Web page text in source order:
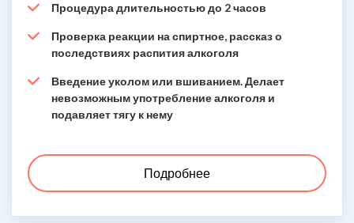
Процедура длительностью до 2 часов
Проверка реакции на спиртное, рассказ о
последствиях распития алкоголя
Введение уколом или вшиванием. Делает
невозможным употребление алкоголя и
подавляет тягу к нему
Подробнее